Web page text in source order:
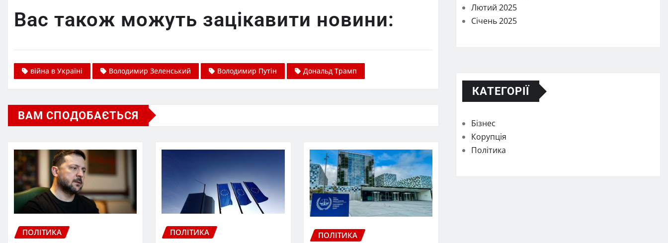
Вас також можуть зацікавити новини:
війна в Україні Володимир Зеленський Володимир Путін Дональд Трамп
ВАМ СПОДОБАЄТЬСЯ
ПОЛІТИКА ПОЛІТИКА ПОЛІТИКА
Лютий 2025
Січень 2025
КАТЕГОРІЇ
Бізнес
Корупція
Політика